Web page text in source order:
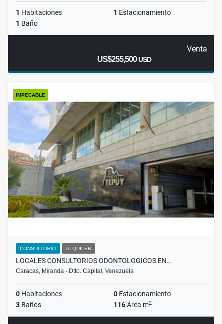
1 Habitaciones 1 Estacionamiento
1 Baño
Venta
US$255,500USD
IMPECABLE
CONSULTORIO ALQUILER
LOCALES CONSULTORIOS ODONTOLOGICOS EN…
Caracas, Miranda - Dtto. Capital, Venezuela
0 Habitaciones 0 Estacionamiento
3 Baños 116Área m2